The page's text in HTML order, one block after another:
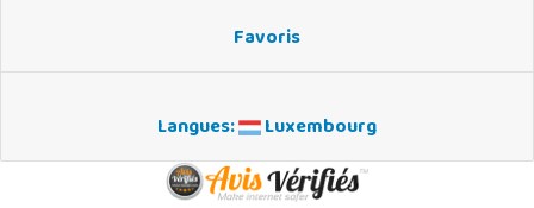
Favoris
Langues: Luxembourg